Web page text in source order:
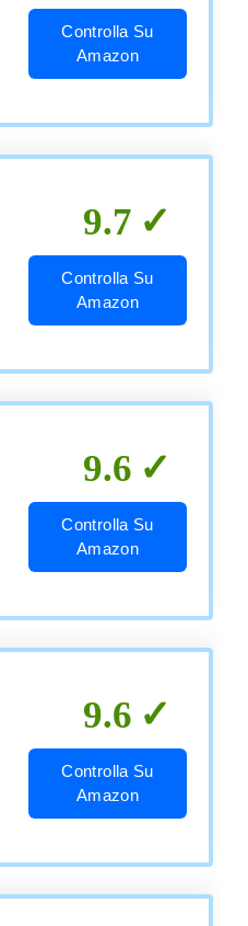
Controlla Su
Amazon
9.7
Controlla Su
Amazon
9.6
Controlla Su
Amazon
9.6
Controlla Su
Amazon